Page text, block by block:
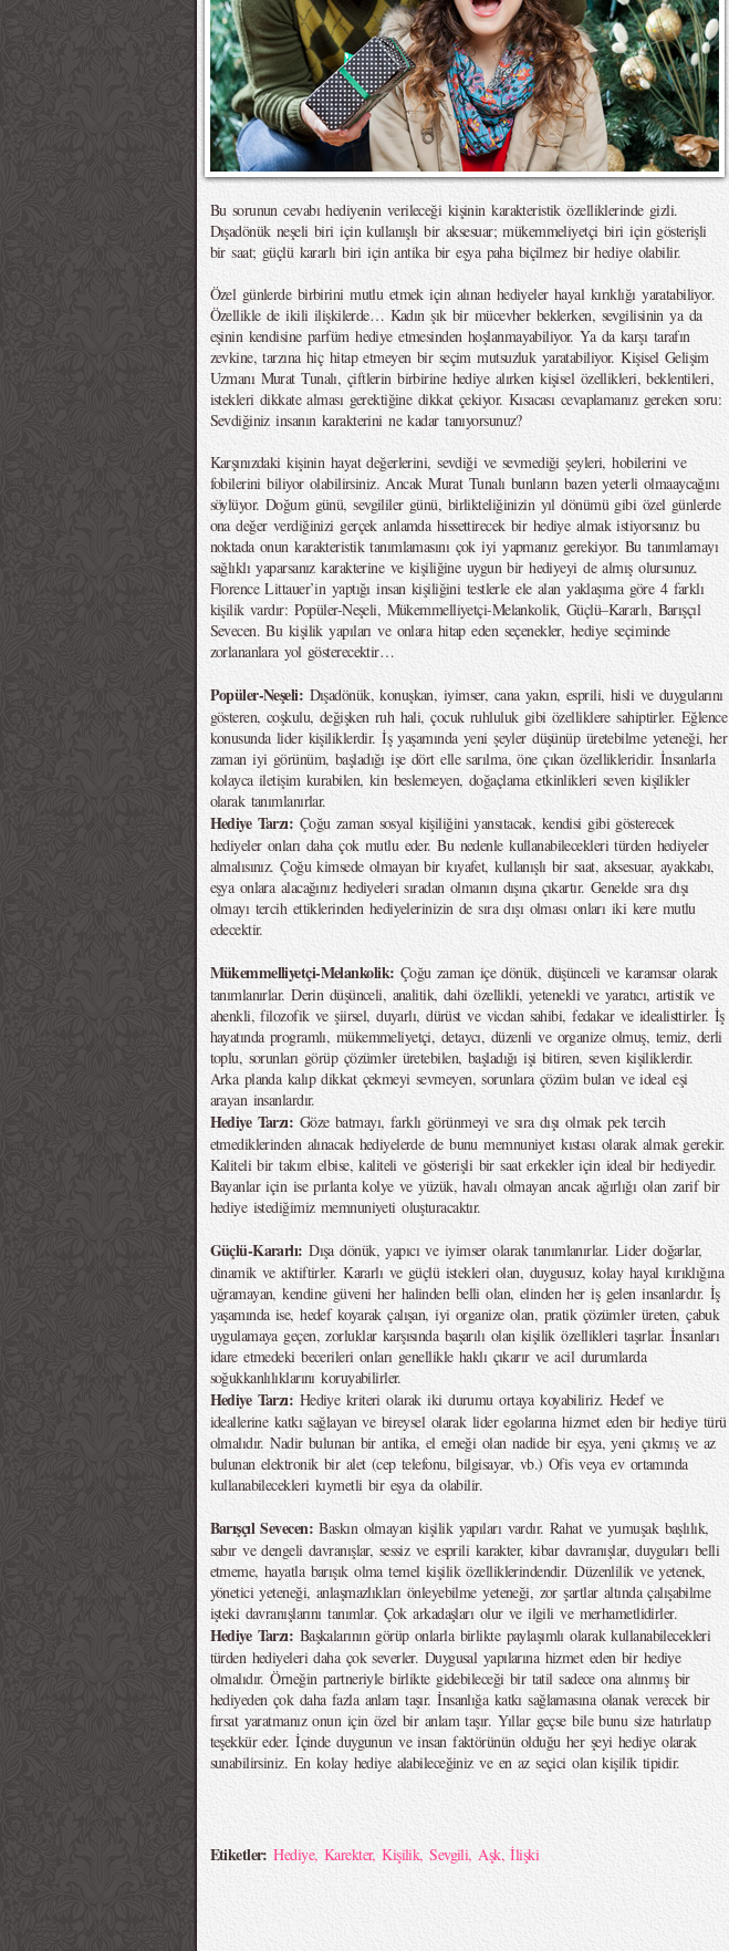
Bu sorunun cevabı hediyenin verileceği kişinin karakteristik özelliklerinde gizli.
Dışadönük neşeli biri için kullanışlı bir aksesuar; mükemmeliyetçi biri için gösterişli
bir saat; güçlü kararlı biri için antika bir eşya paha biçilmez bir hediye olabilir.
Özel günlerde birbirini mutlu etmek için alınan hediyeler hayal kırıklığı yaratabiliyor.
Özellikle de ikili ilişkilerde… Kadın şık bir mücevher beklerken, sevgilisinin ya da
eşinin kendisine parfüm hediye etmesinden hoşlanmayabiliyor. Ya da karşı tarafın
zevkine, tarzına hiç hitap etmeyen bir seçim mutsuzluk yaratabiliyor. Kişisel Gelişim
Uzmanı Murat Tunalı, çiftlerin birbirine hediye alırken kişisel özellikleri, beklentileri,
istekleri dikkate alması gerektiğine dikkat çekiyor. Kısacası cevaplamanız gereken soru:
Sevdiğiniz insanın karakterini ne kadar tanıyorsunuz?
Karşınızdaki kişinin hayat değerlerini, sevdiği ve sevmediği şeyleri, hobilerini ve
fobilerini biliyor olabilirsiniz. Ancak Murat Tunalı bunların bazen yeterli olmaaycağını
söylüyor. Doğum günü, sevgililer günü, birlikteliğinizin yıl dönümü gibi özel günlerde
ona değer verdiğinizi gerçek anlamda hissettirecek bir hediye almak istiyorsanız bu
noktada onun karakteristik tanımlamasını çok iyi yapmanız gerekiyor. Bu tanımlamayı
sağlıklı yaparsanız karakterine ve kişiliğine uygun bir hediyeyi de almış olursunuz.
Florence Littauer’in yaptığı insan kişiliğini testlerle ele alan yaklaşıma göre 4 farklı
kişilik vardır: Popüler-Neşeli, Mükemmelliyetçi-Melankolik, Güçlü–Kararlı, Barışçıl
Sevecen. Bu kişilik yapıları ve onlara hitap eden seçenekler, hediye seçiminde
zorlananlara yol gösterecektir…
Popüler-Neşeli: Dışadönük, konuşkan, iyimser, cana yakın, esprili, hisli ve duygularını
gösteren, coşkulu, değişken ruh hali, çocuk ruhluluk gibi özelliklere sahiptirler. Eğlence
konusunda lider kişiliklerdir. İş yaşamında yeni şeyler düşünüp üretebilme yeteneği, her
zaman iyi görünüm, başladığı işe dört elle sarılma, öne çıkan özellikleridir. İnsanlarla
kolayca iletişim kurabilen, kin beslemeyen, doğaçlama etkinlikleri seven kişilikler
olarak tanımlanırlar.
Hediye Tarzı: Çoğu zaman sosyal kişiliğini yansıtacak, kendisi gibi gösterecek
hediyeler onları daha çok mutlu eder. Bu nedenle kullanabilecekleri türden hediyeler
almalısınız. Çoğu kimsede olmayan bir kıyafet, kullanışlı bir saat, aksesuar, ayakkabı,
eşya onlara alacağınız hediyeleri sıradan olmanın dışına çıkartır. Genelde sıra dışı
olmayı tercih ettiklerinden hediyelerinizin de sıra dışı olması onları iki kere mutlu
edecektir.
Mükemmelliyetçi-Melankolik: Çoğu zaman içe dönük, düşünceli ve karamsar olarak
tanımlanırlar. Derin düşünceli, analitik, dahi özellikli, yetenekli ve yaratıcı, artistik ve
ahenkli, filozofik ve şiirsel, duyarlı, dürüst ve vicdan sahibi, fedakar ve idealisttirler. İş
hayatında programlı, mükemmeliyetçi, detaycı, düzenli ve organize olmuş, temiz, derli
toplu, sorunları görüp çözümler üretebilen, başladığı işi bitiren, seven kişiliklerdir.
Arka planda kalıp dikkat çekmeyi sevmeyen, sorunlara çözüm bulan ve ideal eşi
arayan insanlardır.
Hediye Tarzı: Göze batmayı, farklı görünmeyi ve sıra dışı olmak pek tercih
etmediklerinden alınacak hediyelerde de bunu memnuniyet kıstası olarak almak gerekir.
Kaliteli bir takım elbise, kaliteli ve gösterişli bir saat erkekler için ideal bir hediyedir.
Bayanlar için ise pırlanta kolye ve yüzük, havalı olmayan ancak ağırlığı olan zarif bir
hediye istediğimiz memnuniyeti oluşturacaktır.
Güçlü-Kararlı:Dışa dönük, yapıcı ve iyimser olarak tanımlanırlar. Lider doğarlar,
dinamik ve aktiftirler. Kararlı ve güçlü istekleri olan, duygusuz, kolay hayal kırıklığına
uğramayan, kendine güveni her halinden belli olan, elinden her iş gelen insanlardır. İş
yaşamında ise, hedef koyarak çalışan, iyi organize olan, pratik çözümler üreten, çabuk
uygulamaya geçen, zorluklar karşısında başarılı olan kişilik özellikleri taşırlar. İnsanları
idare etmedeki becerileri onları genellikle haklı çıkarır ve acil durumlarda
soğukkanlılıklarını koruyabilirler.
Hediye Tarzı: Hediye kriteri olarak iki durumu ortaya koyabiliriz. Hedef ve
ideallerine katkı sağlayan ve bireysel olarak lider egolarına hizmet eden bir hediye türü
olmalıdır. Nadir bulunan bir antika, el emeği olan nadide bir eşya, yeni çıkmış ve az
bulunan elektronik bir alet (cep telefonu, bilgisayar, vb.) Ofis veya ev ortamında
kullanabilecekleri kıymetli bir eşya da olabilir.
Barışçıl Sevecen:Baskın olmayan kişilik yapıları vardır. Rahat ve yumuşak başlılık,
sabır ve dengeli davranışlar, sessiz ve esprili karakter, kibar davranışlar, duyguları belli
etmeme, hayatla barışık olma temel kişilik özelliklerindendir. Düzenlilik ve yetenek,
yönetici yeteneği, anlaşmazlıkları önleyebilme yeteneği, zor şartlar altında çalışabilme
işteki davranışlarını tanımlar. Çok arkadaşları olur ve ilgili ve merhametlidirler.
Hediye Tarzı: Başkalarının görüp onlarla birlikte paylaşımlı olarak kullanabilecekleri
türden hediyeleri daha çok severler. Duygusal yapılarına hizmet eden bir hediye
olmalıdır. Örneğin partneriyle birlikte gidebileceği bir tatil sadece ona alınmış bir
hediyeden çok daha fazla anlam taşır. İnsanlığa katkı sağlamasına olanak verecek bir
fırsat yaratmanız onun için özel bir anlam taşır. Yıllar geçse bile bunu size hatırlatıp
teşekkür eder. İçinde duygunun ve insan faktörünün olduğu her şeyi hediye olarak
sunabilirsiniz. En kolay hediye alabileceğiniz ve en az seçici olan kişilik tipidir.
Etiketler:Hediye, Karekter,Kişilik,Sevgili,Aşk,İlişki